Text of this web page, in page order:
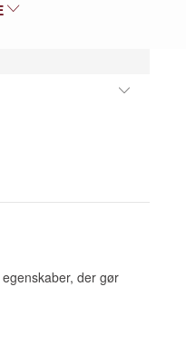
der gør